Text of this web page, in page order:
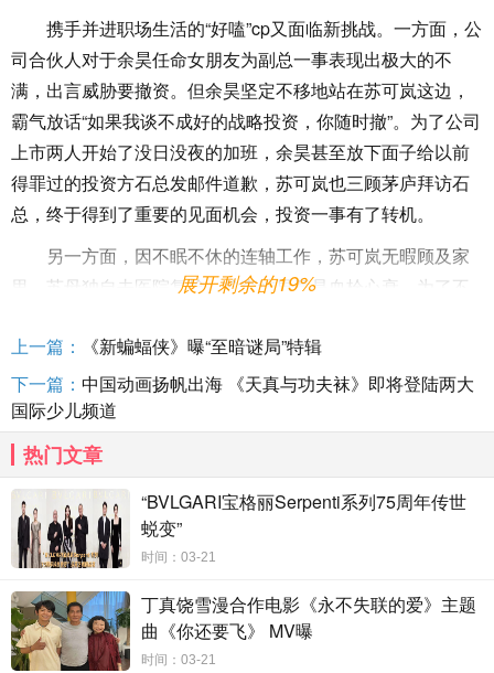
携手并进职场生活的“好嗑”cp又面临新挑战。一方面，公
司合伙人对于余昊任命女朋友为副总一事表现出极大的不
满，出言威胁要撤资。但余昊坚定不移地站在苏可岚这边，
霸气放话“如果我谈不成好的战略投资，你随时撤”。为了公司
上市两人开始了没日没夜的加班，余昊甚至放下面子给以前
得罪过的投资方石总发邮件道歉，苏可岚也三顾茅庐拜访石
总，终于得到了重要的见面机会，投资一事有了转机。
另一方面，因不眠不休的连轴工作，苏可岚无暇顾及家
里，苏母独自去医院复检，检查结果竟是血栓心衰，为了不
给接下来的剧情也埋下了些许隐患。
本周预告中，苏可岚本要出差会见重要投资方却中途半路失
联，余昊心急如焚更是口不择言埋怨可岚，却反被告知可岚
妈妈病危。苏妈妈能否成功脱离生命危险？接下来“好嗑”cp的
爱情走势又会如何发展呢？
芒果季风剧场《陪你一起好好吃饭》于每周一、周二
22:00在湖南卫视、芒果TV同步播出，会员抢先看一周，敬
请期待。
展开剩余的19%
上一篇：
《新蝙蝠侠》曝“至暗谜局”特辑
下一篇： 中国动画扬帆出海 《天真与功夫袜》即将登陆两大
国际少儿频道
热门文章
“BVLGARI宝格丽Serpenti系列75周年传世
蜕变”
时间：03-21
丁真饶雪漫合作电影《永不失联的爱》主题
曲《你还要飞》 MV曝
时间：03-21